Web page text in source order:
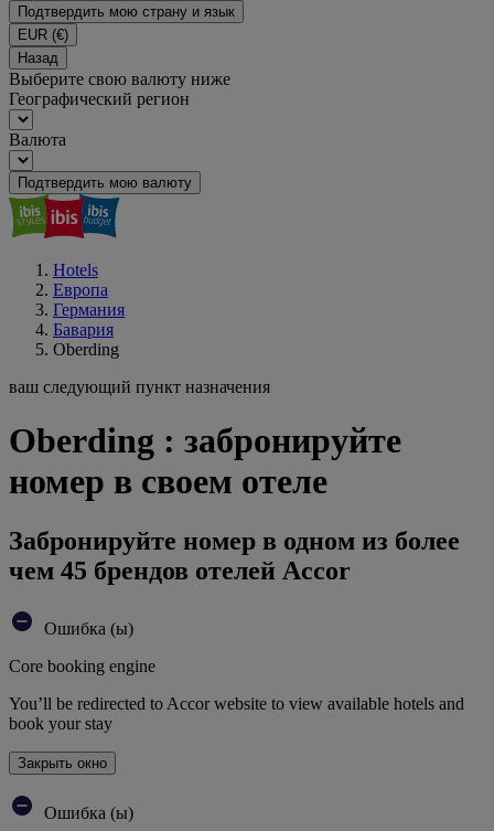
Подтвердить мою страну и язык
EUR (€)
Назад
Выберите свою валюту ниже
Географический регион
Валюта
Подтвердить мою валюту
Hotels
Европа
Германия
Бавария
Oberding
ваш следующий пункт назначения
Oberding : забронируйте
номер в своем отеле
Забронируйте номер в одном из более
чем 45 брендов отелей Accor
Ошибка (ы)
Core booking engine
You’ll be redirected to Accor website to view available hotels and
book your stay
Закрыть окно
Ошибка (ы)